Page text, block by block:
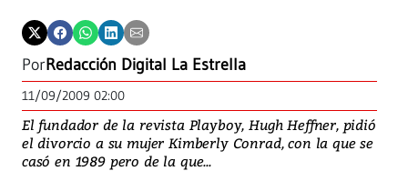
PorRedacción Digital La Estrella
11/09/2009 02:00
El fundador de la revista Playboy, Hugh Heffner, pidió
el divorcio a su mujer Kimberly Conrad, con la que se
casó en 1989 pero de la que...